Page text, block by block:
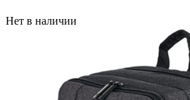
Нет в наличии